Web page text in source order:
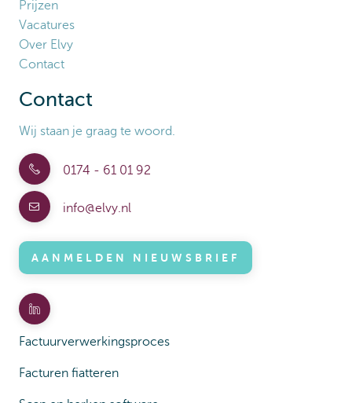
Prijzen
Vacatures
Over Elvy
Contact
Contact
Wij staan je graag te woord.
0174 - 61 01 92
info@elvy.nl
AANMELDEN NIEUWSBRIEF
Factuurverwerkingsproces
Facturen fiatteren